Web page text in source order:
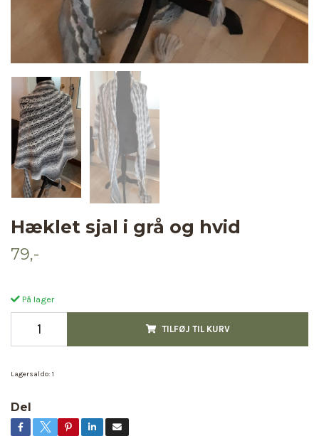
Hæklet sjal i grå og hvid
79,-
På lager
TILFØJ TIL KURV
Lagersaldo: 1
Del